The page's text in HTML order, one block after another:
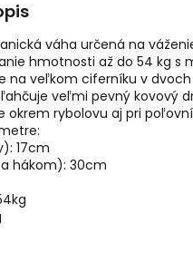
váha určená na
hmotnosti až do 54 kg s
na veľkom ciferníku v
veľmi pevný kovový
okrem rybolovu aj pri
17cm
hákom): 30cm